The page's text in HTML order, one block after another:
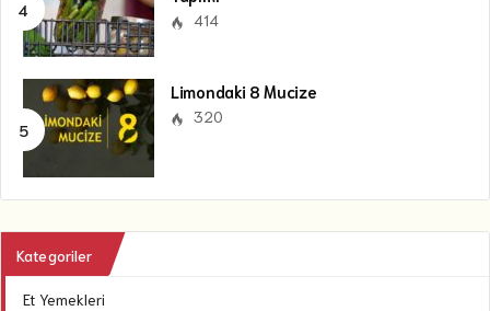
414
Limondaki 8 Mucize
320
Kategoriler
Et Yemekleri